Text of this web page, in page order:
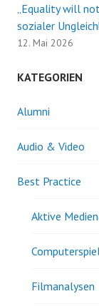
„Equality will
sozialer
12. Mai 2026
KATEGORIEN
Alumni
Audio & Video
Best Practice
Aktive
Filmanalysen